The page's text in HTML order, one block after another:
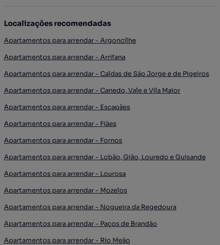
Localizações recomendadas
Apartamentos para arrendar - Argoncilhe
Apartamentos para arrendar - Arrifana
Apartamentos para arrendar - Caldas de São Jorge e de Pigeiros
Apartamentos para arrendar - Canedo, Vale e Vila Maior
Apartamentos para arrendar - Escapães
Apartamentos para arrendar - Fiães
Apartamentos para arrendar - Fornos
Apartamentos para arrendar - Lobão, Gião, Louredo e Guisande
Apartamentos para arrendar - Lourosa
Apartamentos para arrendar - Mozelos
Apartamentos para arrendar - Nogueira da Regedoura
Apartamentos para arrendar - Paços de Brandão
Apartamentos para arrendar - Rio Meão